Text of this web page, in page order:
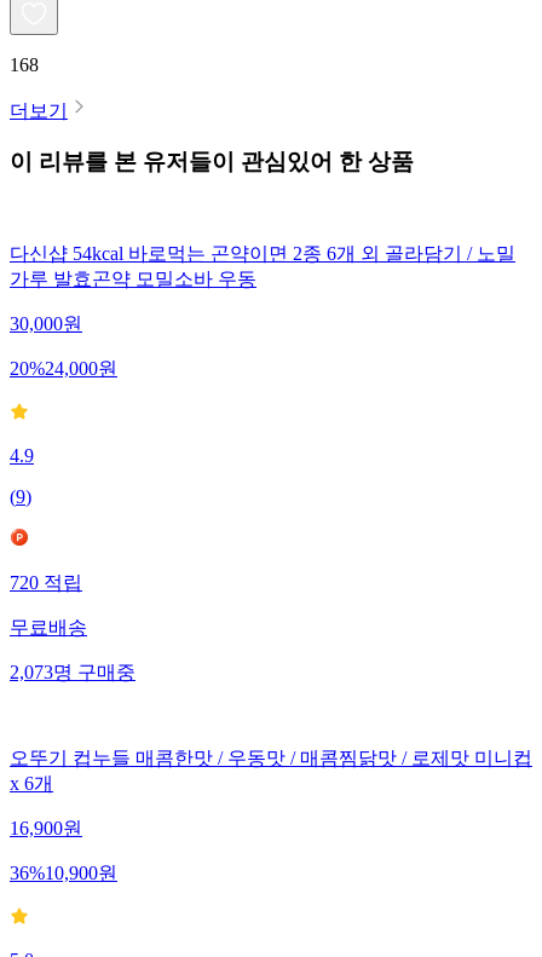
168
더보기
이 리뷰를 본 유저들이 관심있어 한 상품
다신샵 54kcal 바로먹는 곤약이면 2종 6개 외 골라담기 / 노밀
가루 발효곤약 모밀소바 우동
30,000원
20%24,000원
4.9
(9)
720적립
무료배송
2,073명구매중
오뚜기 컵누들 매콤한맛 / 우동맛 / 매콤찜닭맛 / 로제맛 미니컵
x 6개
16,900원
36%10,900원